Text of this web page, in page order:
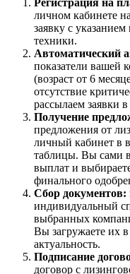
личном кабинете
заявку с
техники.
Автоматический
показатели вашей
(возраст от 6
отсутствие
рассылаем заявки
Получение
предложения от
личный кабинет в
таблицы. Вы сами
выплат и
финального
Сбор документов:
индивидуальный
выбранных
Вы загружаете их
актуальность.
Подписание
договор с